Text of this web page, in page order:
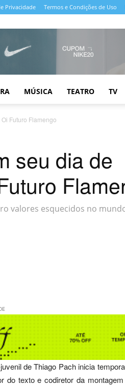
Privacidade Termos e Condições de Uso
MÚSICA TEATRO TV
Futuro Flamengo
seu dia de
valores esquecidos no
de Thiago Pach inicia
do texto e codiretor da